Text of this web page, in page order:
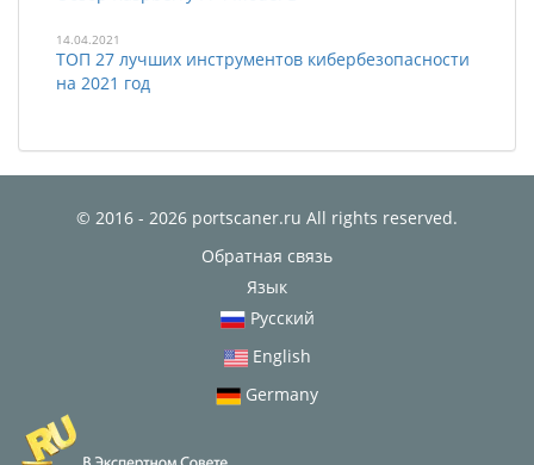
14.04.2021
ТОП 27 лучших инструментов кибербезопасности
на 2021 год
© 2016 - 2026 portscaner.ru All rights reserved.
Обратная связь
Язык
Русский
English
Germany